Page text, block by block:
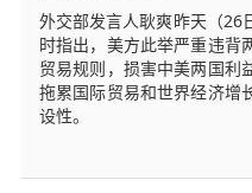
外交部发言人耿爽昨天（26
时指出，美方此举严重违背
贸易规则，损害中美两国利
拖累国际贸易和世界经济增
设性。